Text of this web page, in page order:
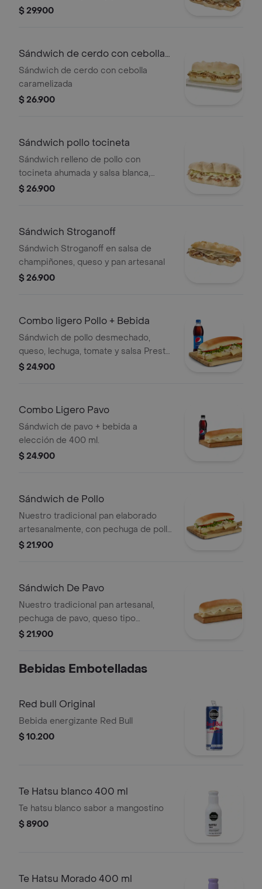
bebida te hatsu o capuccino 300ml
$ 29.900
Sándwich de cerdo con cebolla
carameliza
Sándwich de cerdo con cebolla
caramelizada
$ 26.900
Sándwich pollo tocineta
Sándwich relleno de pollo con
tocineta ahumada y salsa blanca,
lonjas de queso y mayonesa
$ 26.900
Sándwich Stroganoff
Sándwich Stroganoff en salsa de
champiñones, queso y pan artesanal
$ 26.900
Combo ligero Pollo + Bebida
Sándwich de pollo desmechado,
queso, lechuga, tomate y salsa Presto
+ bebida a elección de 400 ml
$ 24.900
Combo Ligero Pavo
Sándwich de pavo + bebida a
elección de 400 ml.
$ 24.900
Sándwich de Pollo
Nuestro tradicional pan elaborado
artesanalmente, con pechuga de pollo
desmechada, queso, lechuga, tomate
$ 21.900
Sándwich De Pavo
Nuestro tradicional pan artesanal,
pechuga de pavo, queso tipo
mozarella y mayonesa de la casa.
$ 21.900
Bebidas Embotelladas
Red bull Original
Bebida energizante Red Bull
$ 10.200
Te Hatsu blanco 400 ml
Te hatsu blanco sabor a mangostino
$ 8900
Te Hatsu Morado 400 ml